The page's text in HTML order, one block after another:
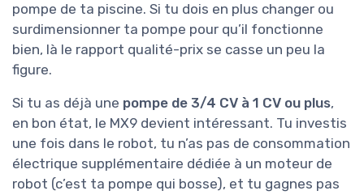
pompe de ta piscine. Si tu dois en plus changer ou
surdimensionner ta pompe pour qu’il fonctionne
bien, là le rapport qualité-prix se casse un peu la
figure.
Si tu as déjà une pompe de 3/4 CV à 1 CV ou plus,
en bon état, le MX9 devient intéressant. Tu investis
une fois dans le robot, tu n’as pas de consommation
électrique supplémentaire dédiée à un moteur de
robot (c’est ta pompe qui bosse), et tu gagnes pas